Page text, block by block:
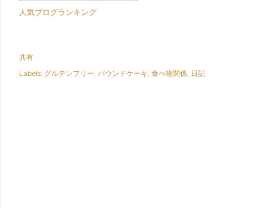
人気ブログランキング
共有
Labels: グルテンフリー パウンドケーキ 食べ物関係 日記